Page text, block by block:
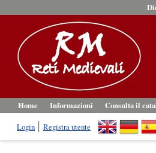
Home Informazioni
Consulta il
Login
Registra utente